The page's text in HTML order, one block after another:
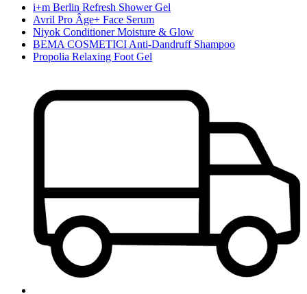
i+m Berlin Refresh Shower Gel
Avril Pro Âge+ Face Serum
Niyok Conditioner Moisture & Glow
BEMA COSMETICI Anti-Dandruff Shampoo
Propolia Relaxing Foot Gel